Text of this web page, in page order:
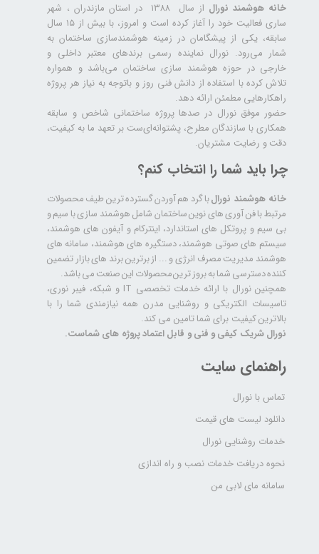
خانه هوشمند نورال
از سال ۱۳۸۸ در استان مازندران ، شهر
ساری فعالیت خود را آغاز کرده است و امروز، با بیش از ۱۵ سال
سابقه، یکی از پیشگامان در زمینه هوشمندسازی ساختمان به
شمار می‌رود. نورال نماینده رسمی برندهای معتبر داخلی و
خارجی در حوزه هوشمند سازی ساختمان می‌باشد و همواره
تلاش کرده با استفاده از دانش فنی روز و باتوجه به نیاز هر پروژه
راهکارهایی مطمئن ارائه دهد.
حضور موفق نورال در صدها پروژه‌ ساختمانی شاخص و سابقه
همکاری با سازندگان مطرح، پشتوانه‌ای‌ست بر تعهد ما به کیفیت،
دقت و رضایت مشتریان.
راهنمای سایت
تماس با نورال
دانلود لیست های قیمت
خدمات روشنایی نورال
نحوه دریافت خدمات نصب و راه اندازی
سامانه مای لابی من
چرا باید شما را انتخاب کنم؟
خانه هوشمند نورالبا گرد هم آوردن گسترده ترین طیف محصولات
مرتبط با فن آوری های نوین ساختمان شامل هوشمند سازی با سیم و
بی سیم و پروتکل های استاندارد، اینترکام و آیفون های هوشمند،
سیستم های صوتی هوشمند، دستگیره های هوشمند، سامانه های
هوشمند مدیریت مصرف انرژی و ... از برترین برند های بازار تضمین
کننده دسترسی شما به بروز ترین محصولات این صنعت می باشد.
همچنین نورال با ارائه خدمات تخصصی IT و شبکه، فیبر نوری،
تاسیسات الکتریکی و روشنایی مدرن همه نیازمندی شما را با
بالاترین کیفیت برای شما تامین می کند.
نورال شریک کیفی و فنی و قابل اعتماد پروژه های شماست.